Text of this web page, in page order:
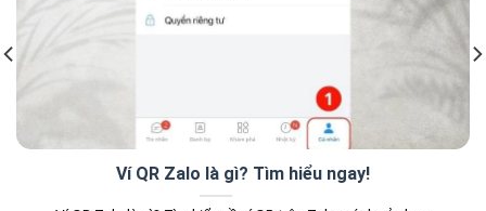
Ví QR Zalo là gì? Tìm hiểu ngay!